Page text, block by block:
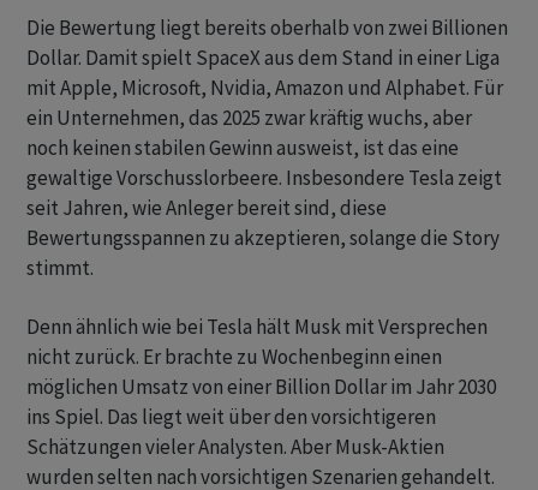
Die Bewertung liegt bereits oberhalb von zwei Billionen
Dollar. Damit spielt SpaceX aus dem Stand in einer Liga
mit Apple, Microsoft, Nvidia, Amazon und Alphabet. Für
ein Unternehmen, das 2025 zwar kräftig wuchs, aber
noch keinen stabilen Gewinn ausweist, ist das eine
gewaltige Vorschusslorbeere. Insbesondere Tesla zeigt
seit Jahren, wie Anleger bereit sind, diese
Bewertungsspannen zu akzeptieren, solange die Story
stimmt.
Denn ähnlich wie bei Tesla hält Musk mit Versprechen
nicht zurück. Er brachte zu Wochenbeginn einen
möglichen Umsatz von einer Billion Dollar im Jahr 2030
ins Spiel. Das liegt weit über den vorsichtigeren
Schätzungen vieler Analysten. Aber Musk-Aktien
wurden selten nach vorsichtigen Szenarien gehandelt.